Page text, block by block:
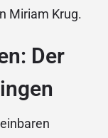
Miriam Krug.
Der